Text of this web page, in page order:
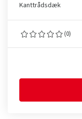
Kanttrådsdæk
(0)